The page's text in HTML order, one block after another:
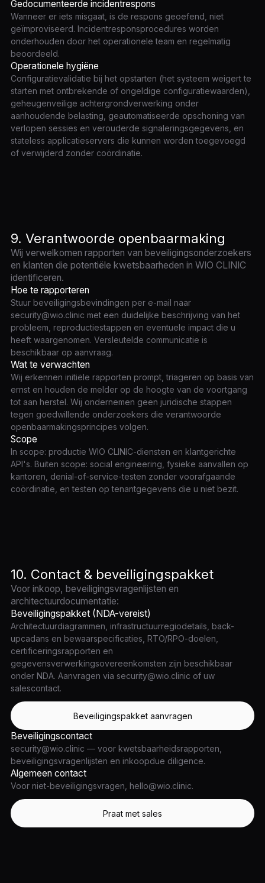
Gedocumenteerde incidentrespons
Wanneer er iets misgaat, is de respons geoefend, niet
geïmproviseerd. Incidentresponsprocedures worden
onderhouden door het operationele team en regelmatig
beoordeeld.
Operationele hygiëne
Configuratievalidatie bij het opstarten (het systeem weigert te
starten met ontbrekende of ongeldige configuratiewaarden),
geheugenveilige achtergrondverwerking onder
aanhoudende belasting, geautomatiseerde opschoning van
verlopen sessies en verouderde signaleringsgegevens, en
stateless applicatieservers die kunnen worden toegevoegd
of verwijderd zonder coördinatie.
9. Verantwoorde openbaarmaking
Wij verwelkomen rapporten van beveiligingsonderzoekers
en klanten die potentiële kwetsbaarheden in WIO CLINIC
identificeren.
Hoe te rapporteren
Stuur beveiligingsbevindingen per e-mail naar
security@wio.clinic met een duidelijke beschrijving van het
probleem, reproductiestappen en eventuele impact die u
heeft waargenomen. Versleutelde communicatie is
beschikbaar op aanvraag.
Wat te verwachten
Wij erkennen initiële rapporten prompt, triageren op basis van
ernst en houden de melder op de hoogte van de voortgang
tot aan herstel. Wij ondernemen geen juridische stappen
tegen goedwillende onderzoekers die verantwoorde
openbaarmakingsprincipes volgen.
Scope
In scope: productie WIO CLINIC-diensten en klantgerichte
API's. Buiten scope: social engineering, fysieke aanvallen op
kantoren, denial-of-service-testen zonder voorafgaande
coördinatie, en testen op tenantgegevens die u niet bezit.
10. Contact & beveiligingspakket
Voor inkoop, beveiligingsvragenlijsten en
architectuurdocumentatie:
Beveiligingspakket (NDA-vereist)
Architectuurdiagrammen, infrastructuurregiodetails, back-
upcadans en bewaarspecificaties, RTO/RPO-doelen,
certificeringsrapporten en
gegevensverwerkingsovereenkomsten zijn beschikbaar
onder NDA. Aanvragen via security@wio.clinic of uw
salescontact.
Beveiligingspakket aanvragen
Beveiligingscontact
security@wio.clinic — voor kwetsbaarheidsrapporten,
beveiligingsvragenlijsten en inkoopdue diligence.
Algemeen contact
Voor niet-beveiligingsvragen, hello@wio.clinic.
Praat met sales